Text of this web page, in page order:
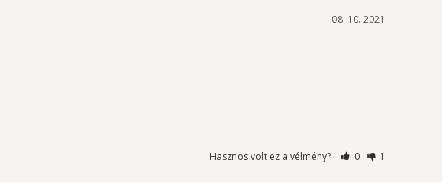
08. 10. 2021
Hasznos volt ez a vélmény? 0 1